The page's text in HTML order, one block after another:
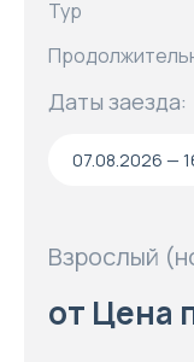
Тур
Даты заезда:
07.08.2026 —
Взрослый
от Цена